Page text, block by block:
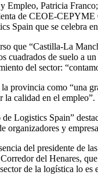
Empleo, Patricia
de CEOE-
Spain que se celebra
que “Castilla-La
cuadrados de suelo a
del sector:
provincia como “una
la calidad en el empleo”.
Logistics Spain”
y
del presidente de
del Henares,
de la logística lo es